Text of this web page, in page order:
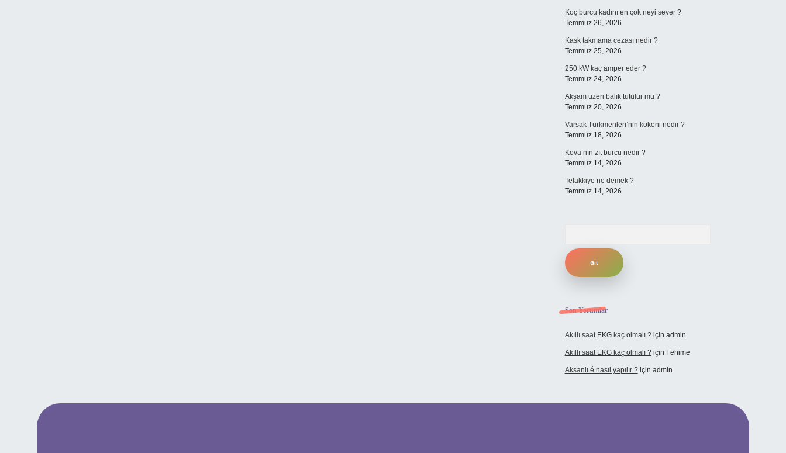
Koç burcu kadını en çok neyi sever ?
Temmuz 26, 2026
Kask takmama cezası nedir ?
Temmuz 25, 2026
250 kW kaç amper eder ?
Temmuz 24, 2026
Akşam üzeri balık tutulur mu ?
Temmuz 20, 2026
Varsak Türkmenleri’nin kökeni nedir ?
Temmuz 18, 2026
Kova’nın zıt burcu nedir ?
Temmuz 14, 2026
Telakkiye ne demek ?
Temmuz 14, 2026
Son Yorumlar
Akıllı saat EKG kaç olmalı ?için admin
Akıllı saat EKG kaç olmalı ?için Fehime
Aksanlı é nasıl yapılır ?için admin